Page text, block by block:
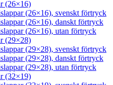
(26×16)
(26×16), svenskt förtryck
(26×16), danskt förtryck
(26×16), utan förtryck
(29×28)
(29×28), svenskt förtryck
(29×28), danskt förtryck
(29×28), utan förtryck
(32×19)